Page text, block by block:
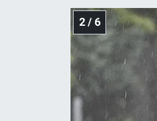
2 / 6
Türkiye'nin Gündemi
Yerel Gündem
Yerel Yaşam